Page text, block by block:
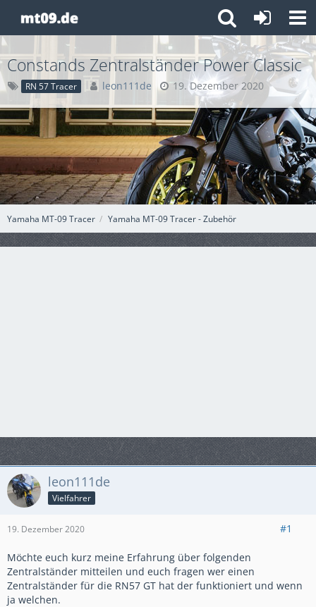
Yamaha MT-09 Tracer Yamaha MT-09 Tracer - Zubehör
Constands Zentralständer Power Classic
RN 57 Tracer leon111de 19. Dezember 2020
leon111de
Vielfahrer
19. Dezember 2020 #1
Möchte euch kurz meine Erfahrung über folgenden
Zentralständer mitteilen und euch fragen wer einen
Zentralständer für die RN57 GT hat der funktioniert und wenn
ja welchen.